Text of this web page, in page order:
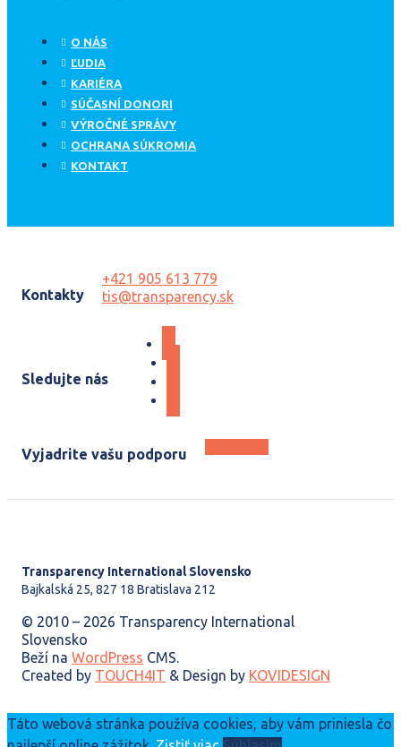
O NÁS
ĽUDIA
KARIÉRA
SÚČASNÍ DONORI
VÝROČNÉ SPRÁVY
OCHRANA SÚKROMIA
KONTAKT
Kontakty
+421 905 613 779
tis@transparency.sk
Sledujte nás
Vyjadrite vašu podporu
Transparency International Slovensko
Bajkalská 25, 827 18 Bratislava 212
© 2010 – 2026 Transparency International
Slovensko
Beží na WordPress CMS.
Created by TOUCH4IT & Design by KOVIDESIGN
Táto webová stránka používa cookies, aby vám priniesla čo